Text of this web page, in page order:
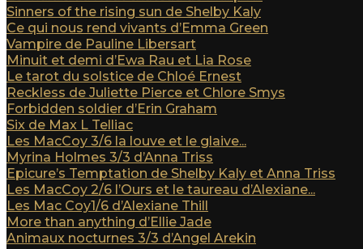
Sinners of the rising sun de Shelby Kaly
Ce qui nous rend vivants d’Emma Green
Vampire de Pauline Libersart
Minuit et demi d’Ewa Rau et Lia Rose
Le tarot du solstice de Chloé Ernest
Reckless de Juliette Pierce et Chlore Smys
Forbidden soldier d’Erin Graham
Six de Max L Telliac
Les MacCoy 3/6 la louve et le glaive...
Myrina Holmes 3/3 d’Anna Triss
Epicure’s Temptation de Shelby Kaly et Anna Triss
Les MacCoy 2/6 l’Ours et le taureau d’Alexiane...
Les Mac Coy1/6 d’Alexiane Thill
More than anything d’Ellie Jade
Animaux nocturnes 3/3 d’Angel Arekin